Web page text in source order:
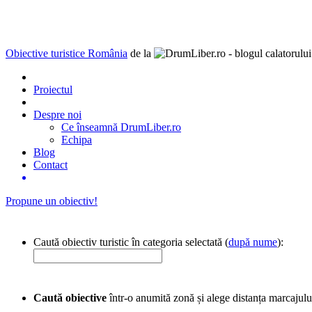
Obiective turistice România de la
Proiectul
Despre noi
Ce înseamnă DrumLiber.ro
Echipa
Blog
Contact
Propune un obiectiv!
Caută obiectiv turistic în categoria selectată (după nume):
Caută obiectiveîntr-o anumită zonă și alege distanța